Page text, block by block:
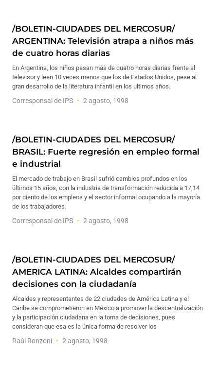
/BOLETIN-CIUDADES DEL MERCOSUR/
ARGENTINA: Televisión atrapa a niños más
de cuatro horas diarias
En Argentina, los niños pasan más de cuatro horas diarias frente al
televisor y leen 10 veces menos que los de Estados Unidos, pese al
gran desarrollo de la literatura infantil en los ultimos años.
Corresponsal de IPS 2 agosto, 1998
/BOLETIN-CIUDADES DEL MERCOSUR/
BRASIL: Fuerte regresión en empleo formal
e industrial
El mercado de trabajo en Brasil sufrió cambios profundos en los
últimos 15 años, con la industria de transformación reducida a 17,14
por ciento de los empleos y el sector informal ocupando a la mayoría
de los trabajadores.
Corresponsal de IPS 2 agosto, 1998
/BOLETIN-CIUDADES DEL MERCOSUR/
AMERICA LATINA: Alcaldes compartirán
decisiones con la ciudadanía
Alcaldes y representantes de 22 ciudades de América Latina y el
Caribe se comprometieron en México a promover la descentralización
y la participación ciudadana en la toma de decisiones, pues
consideran que esa es la única forma de resolver los
Raúl Ronzoni 2 agosto, 1998